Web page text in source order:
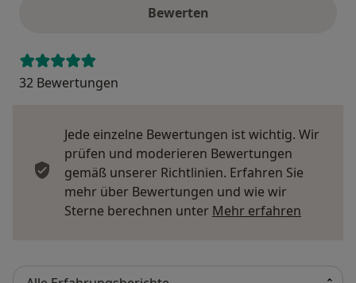
Bewerten
32 Bewertungen
Jede einzelne Bewertungen ist wichtig. Wir
prüfen und moderieren Bewertungen
gemäß unserer Richtlinien. Erfahren Sie
mehr über Bewertungen und wie wir
Sterne berechnen unter Mehr erfahren